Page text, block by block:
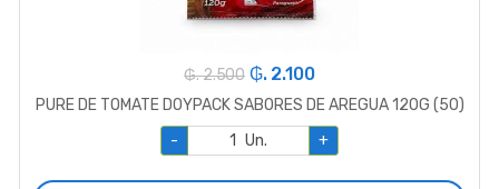
₲. 2.500 ₲. 2.100
PURE DE TOMATE DOYPACK SABORES DE AREGUA 120G (50)
-
Un. +